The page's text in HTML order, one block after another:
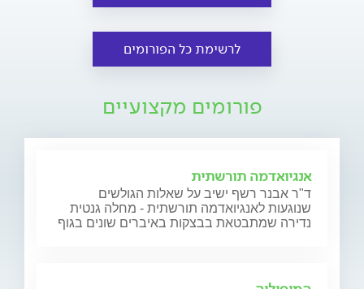
לרשימת כל הפורומים
פורומים מקצועיים
אנגיואדמה תורשתית
ד"ר אבנר רשף ישיב על שאלות הגולשים
שנוגעות לאנגיואדמה תורשתית - מחלה גנטית
נדירה שמתבטאת בבצקות באיברים שונים בגוף